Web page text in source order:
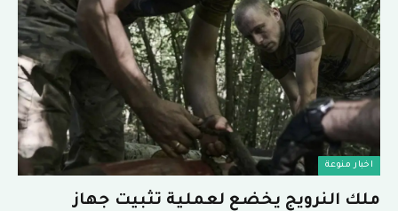
اخبار منوعة
ملك النرويج يخضع لعملية تثبيت جهاز